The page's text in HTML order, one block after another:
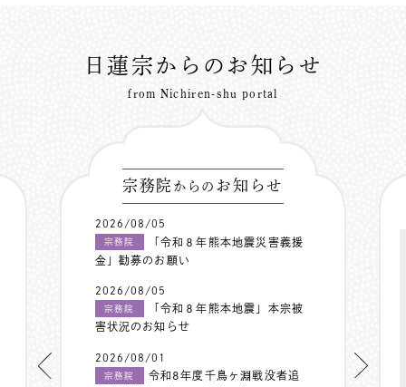
日蓮宗からのお知らせ
from Nichiren-shu portal
宗務院 からの お知らせ
2026/08/05
宗務院
「令和８年熊本地震災害義援
金」勧募のお願い
2026/08/05
宗務院
「令和８年熊本地震」本宗被
害状況のお知らせ
2026/08/01
宗務院
令和8年度千鳥ヶ淵戦没者追